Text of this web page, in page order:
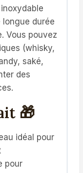
durée
Vous pouvez
(whisky,
saké,
des
🎁
idéal pour
pour